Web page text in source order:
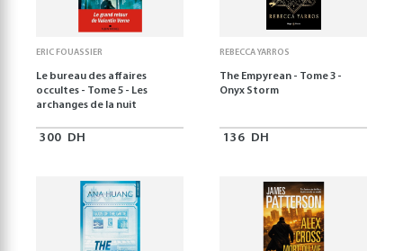
ERIC FOUASSIER
Le bureau des affaires
occultes - Tome 5 - Les
archanges de la nuit
300 DH
REBECCA YARROS
The Empyrean - Tome 3 -
Onyx Storm
136 DH